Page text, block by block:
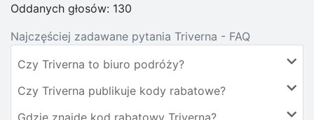
Oddanych głosów: 130
Najczęściej zadawane pytania Triverna - FAQ
Czy Triverna to biuro podróży?
Czy Triverna publikuje kody rabatowe?